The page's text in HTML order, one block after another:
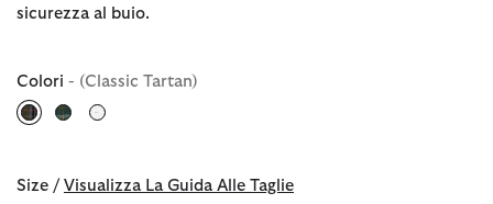
sicurezza al buio.
Colori - (Classic Tartan)
Size / Visualizza La Guida Alle Taglie